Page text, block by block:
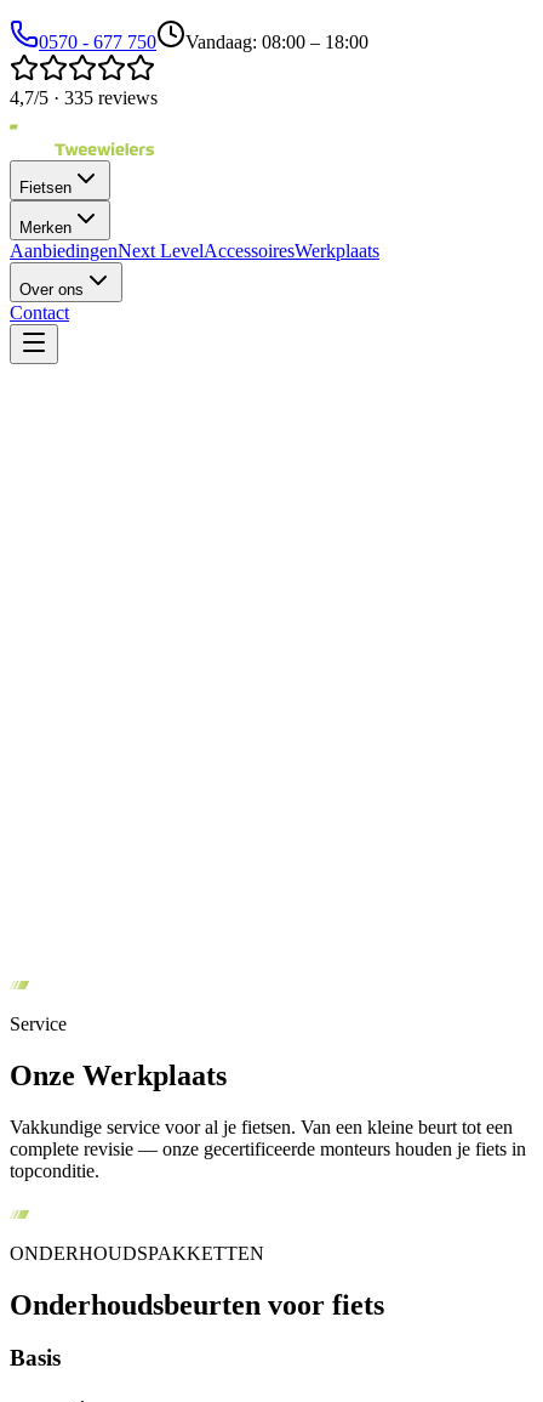
0570 - 677 750 Vandaag: 08:00 – 18:00
4,7/5 · 335 reviews
Fietsen
Merken
AanbiedingenNext LevelAccessoiresWerkplaats
Over ons
Contact
Service
Onze Werkplaats
Vakkundige service voor al je fietsen. Van een kleine beurt tot een
complete revisie — onze gecertificeerde monteurs houden je fiets in
topconditie.
ONDERHOUDSPAKKETTEN
Onderhoudsbeurten voor fiets
Basis